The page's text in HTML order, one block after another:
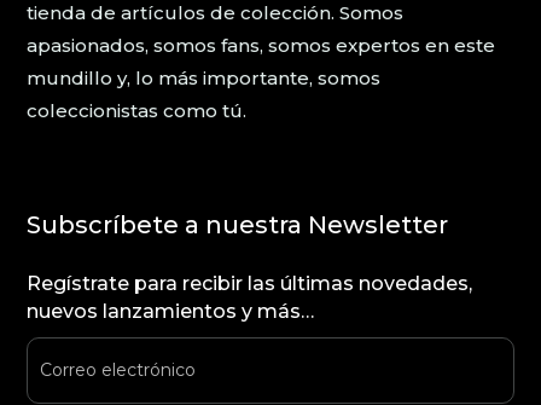
tienda de artículos de colección. Somos
apasionados, somos fans, somos expertos en este
mundillo y, lo más importante, somos
coleccionistas como tú.
Subscríbete a nuestra Newsletter
Regístrate para recibir las últimas novedades,
nuevos lanzamientos y más…